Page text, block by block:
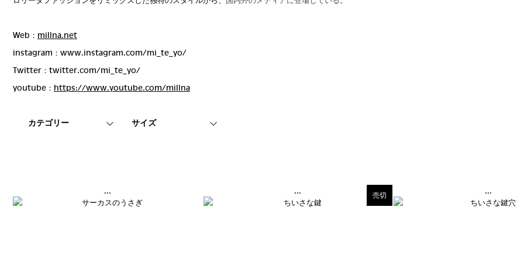
Web： millna.net
instagram： www.instagram.com/mi_te_yo/
Twitter： twitter.com/mi_te_yo/
youtube： https://www.youtube.com/millna
カテゴリー サイズ
... 売切
... ...